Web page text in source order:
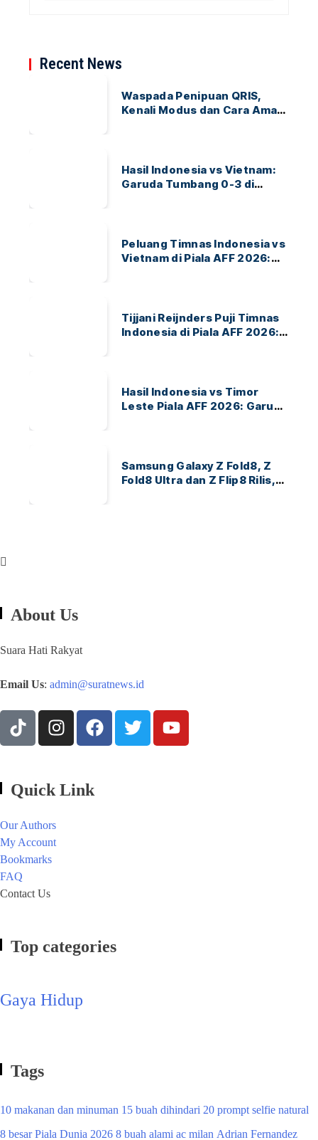
Recent News
Waspada Penipuan QRIS,
Kenali Modus dan Cara Aman
Hasil Indonesia vs Vietnam:
Garuda Tumbang 0-3 di
Peluang Timnas Indonesia vs
Vietnam di Piala AFF 2026:
Tijjani Reijnders Puji Timnas
Indonesia di Piala AFF 2026:
Hasil Indonesia vs Timor
Leste Piala AFF 2026: Garuda
Samsung Galaxy Z Fold8, Z
Fold8 Ultra dan Z Flip8 Rilis,
About Us
Suara Hati Rakyat
Email Us: admin@suratnews.id
Quick Link
Our Authors
My Account
Bookmarks
FAQ
Contact Us
Top categories
Gaya Hidup
Tags
10 makanan dan minuman 15 buah dihindari 20 prompt selfie natural
8 besar Piala Dunia 2026 8 buah alami ac milan Adrian Fernandez